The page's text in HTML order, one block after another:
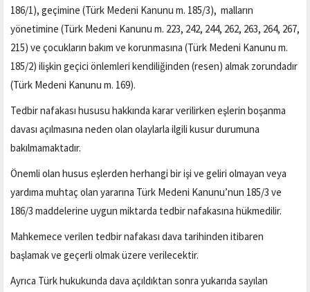
186/1), geçimine (Türk Medeni Kanunu m. 185/3), malların
yönetimine (Türk Medeni Kanunu m. 223, 242, 244, 262, 263, 264, 267,
215) ve çocukların bakım ve korunmasına (Türk Medeni Kanunu m.
185/2) ilişkin geçici önlemleri kendiliğinden (resen) almak zorundadır
(Türk Medeni Kanunu m. 169).
Tedbir nafakası hususu hakkında karar verilirken eşlerin boşanma
davası açılmasına neden olan olaylarla ilgili kusur durumuna
bakılmamaktadır.
Önemli olan husus eşlerden herhangi bir işi ve geliri olmayan veya
yardıma muhtaç olan yararına Türk Medeni Kanunu’nun 185/3 ve
186/3 maddelerine uygun miktarda tedbir nafakasına hükmedilir.
Mahkemece verilen tedbir nafakası dava tarihinden itibaren
başlamak ve geçerli olmak üzere verilecektir.
Ayrıca Türk hukukunda dava açıldıktan sonra yukarıda sayılan